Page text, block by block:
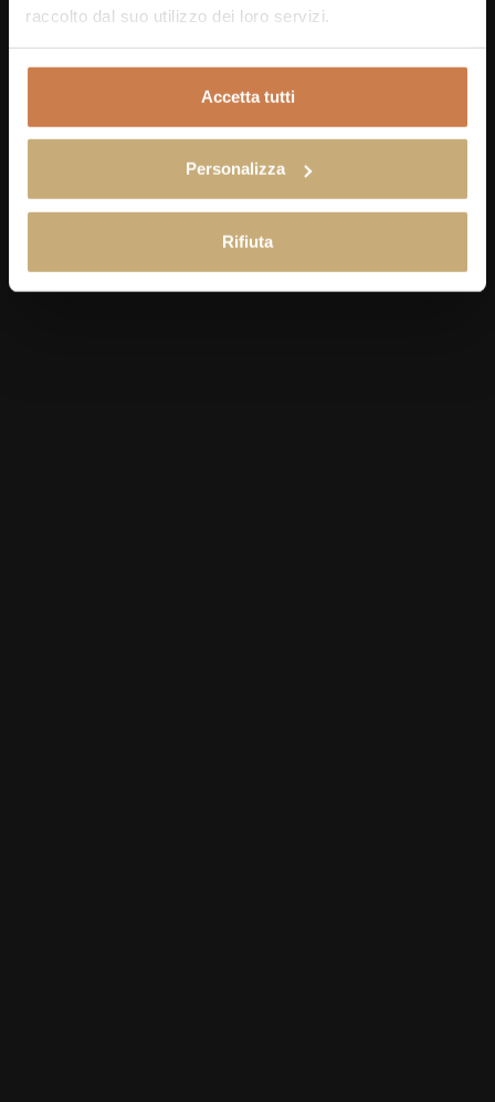
raccolto dal suo utilizzo dei loro servizi.
Accetta tutti
Personalizza
Rifiuta